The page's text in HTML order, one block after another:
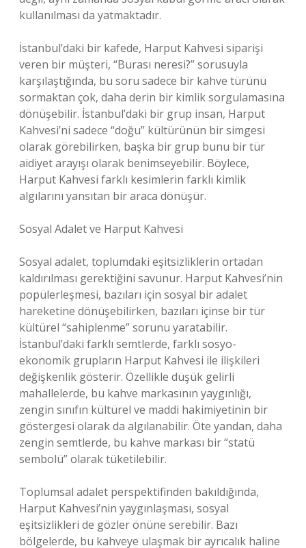
kullanılması da yatmaktadır.
İstanbul’daki bir kafede, Harput Kahvesi siparişi
veren bir müşteri, “Burası neresi?” sorusuyla
karşılaştığında, bu soru sadece bir kahve türünü
sormaktan çok, daha derin bir kimlik sorgulamasına
dönüşebilir. İstanbul’daki bir grup insan, Harput
Kahvesi’ni sadece “doğu” kültürünün bir simgesi
olarak görebilirken, başka bir grup bunu bir tür
aidiyet arayışı olarak benimseyebilir. Böylece,
Harput Kahvesi farklı kesimlerin farklı kimlik
algılarını yansıtan bir araca dönüşür.
Sosyal Adalet ve Harput Kahvesi
Sosyal adalet, toplumdaki eşitsizliklerin ortadan
kaldırılması gerektiğini savunur. Harput Kahvesi’nin
popülerleşmesi, bazıları için sosyal bir adalet
hareketine dönüşebilirken, bazıları içinse bir tür
kültürel “sahiplenme” sorunu yaratabilir.
İstanbul’daki farklı semtlerde, farklı sosyo-
ekonomik grupların Harput Kahvesi ile ilişkileri
değişkenlik gösterir. Özellikle düşük gelirli
mahallelerde, bu kahve markasının yaygınlığı,
zengin sınıfın kültürel ve maddi hakimiyetinin bir
göstergesi olarak da algılanabilir. Öte yandan, daha
zengin semtlerde, bu kahve markası bir “statü
sembolü” olarak tüketilebilir.
Toplumsal adalet perspektifinden bakıldığında,
Harput Kahvesi’nin yaygınlaşması, sosyal
eşitsizlikleri de gözler önüne serebilir. Bazı
bölgelerde, bu kahveye ulaşmak bir ayrıcalık haline